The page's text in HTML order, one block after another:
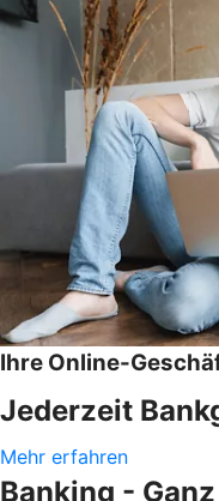
Ihre Online-
Jederzeit
Mehr erfahren
Banking -